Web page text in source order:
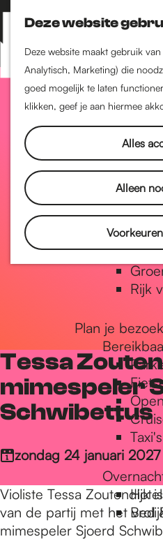
Deze website
Deze website maakt gebruik
Analytisch, Marketing) die
goed mogelijk te laten
klikken, geef je aan hiermee
Alles
Alleen
Z
o
e
k
e
K
a
a
r
t
M
e
n
Historie
De
Natuur in
Rijk
Plan je bezoek
Bed
Tessa
mimespeler
Schwibettus
zondag 24 januari 2027
Violiste Tessa Zoutendijk
van de partij met het
mimespeler Sjoerd